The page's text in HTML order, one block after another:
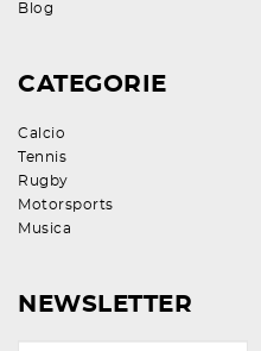
Blog
CATEGORIE
Calcio
Tennis
Rugby
Motorsports
Musica
NEWSLETTER